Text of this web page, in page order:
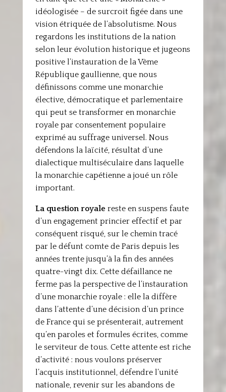
idéologisée – de surcroit figée dans une
vision étriquée de l’absolutisme. Nous
regardons les institutions de la nation
selon leur évolution historique et jugeons
positive l’instauration de la Vème
République gaullienne, que nous
définissons comme une monarchie
élective, démocratique et parlementaire
qui peut se transformer en monarchie
royale par consentement populaire
exprimé au suffrage universel. Nous
défendons la laïcité, résultat d’une
dialectique multiséculaire dans laquelle
la monarchie capétienne a joué un rôle
important.
La question royale reste en suspens faute
d’un engagement princier effectif et par
conséquent risqué, sur le chemin tracé
par le défunt comte de Paris depuis les
années trente jusqu’à la fin des années
quatre-vingt dix. Cette défaillance ne
ferme pas la perspective de l’instauration
d’une monarchie royale : elle la diffère
dans l’attente d’une décision d’un prince
de France qui se présenterait, autrement
qu’en paroles et formules écrites, comme
le serviteur de tous. Cette attente est riche
d’activité : nous voulons préserver
l’acquis institutionnel, défendre l’unité
nationale, revenir sur les abandons de